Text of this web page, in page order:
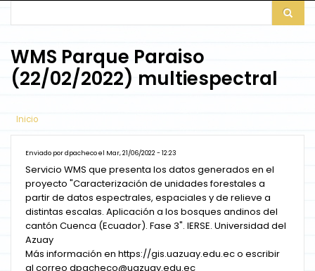
WMS Parque Paraiso
(22/02/2022) multiespectral
Inicio
Enviado pordpachecoel Mar, 21/06/2022 - 12:23
Servicio WMS que presenta los datos generados en el
proyecto "Caracterización de unidades forestales a
partir de datos espectrales, espaciales y de relieve a
distintas escalas. Aplicación a los bosques andinos del
cantón Cuenca (Ecuador). Fase 3". IERSE. Universidad del
Azuay
Más información en https://gis.uazuay.edu.ec o escribir
al correo dpacheco@uazuay.edu.ec